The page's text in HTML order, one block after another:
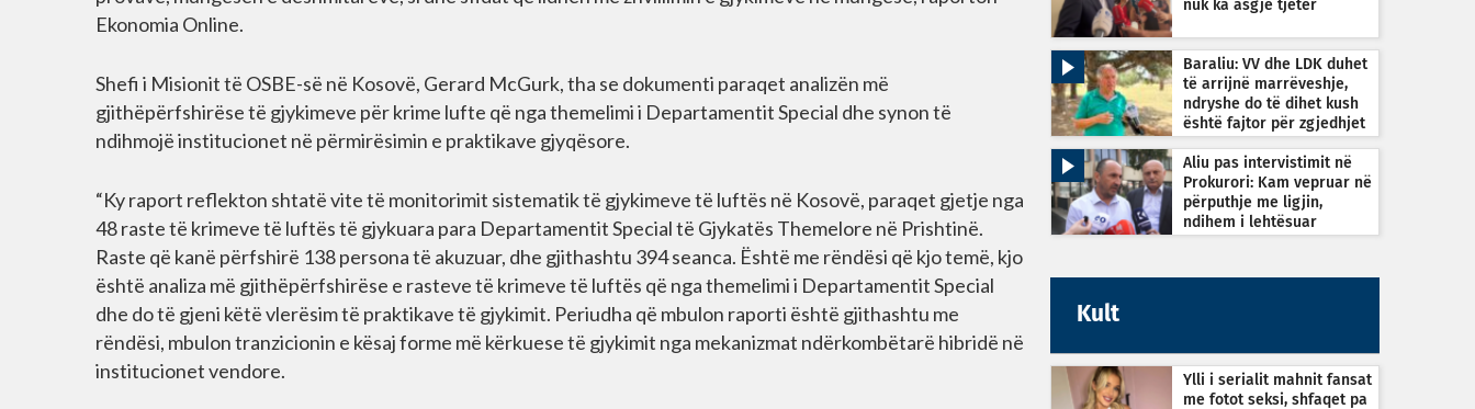
Ekonomia Online.
Shefi i Misionit të OSBE-së në Kosovë, Gerard McGurk, tha se dokumenti paraqet analizën më
gjithëpërfshirëse të gjykimeve për krime lufte që nga themelimi i Departamentit Special dhe synon të
ndihmojë institucionet në përmirësimin e praktikave gjyqësore.
“Ky raport reflekton shtatë vite të monitorimit sistematik të gjykimeve të luftës në Kosovë, paraqet gjetje nga
48 raste të krimeve të luftës të gjykuara para Departamentit Special të Gjykatës Themelore në Prishtinë.
Raste që kanë përfshirë 138 persona të akuzuar, dhe gjithashtu 394 seanca. Është me rëndësi që kjo temë, kjo
është analiza më gjithëpërfshirëse e rasteve të krimeve të luftës që nga themelimi i Departamentit Special
dhe do të gjeni këtë vlerësim të praktikave të gjykimit. Periudha që mbulon raporti është gjithashtu me
rëndësi, mbulon tranzicionin e kësaj forme më kërkuese të gjykimit nga mekanizmat ndërkombëtarë hibridë në
institucionet vendore.
nuk ka asgjë tjetër
Baraliu: VV dhe LDK duhet
të arrijnë marrëveshje,
ndryshe do të dihet kush
është fajtor për zgjedhjet
Aliu pas intervistimit në
Prokurori: Kam vepruar në
përputhje me ligjin,
ndihem i lehtësuar
Kult
Ylli i serialit mahnit fansat
me fotot seksi, shfaqet pa